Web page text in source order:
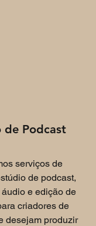
de Podcast
serviços de
de podcast,
e edição de
criadores de
desejam produzir